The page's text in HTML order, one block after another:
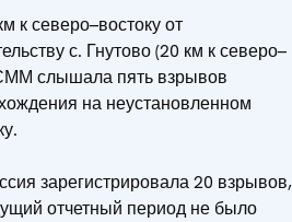
к северо–востоку от
с. Гнутово (20 км к северо–
слышала пять взрывов
на неустановленном
зарегистрировала 20 взрывов,
отчетный период не было